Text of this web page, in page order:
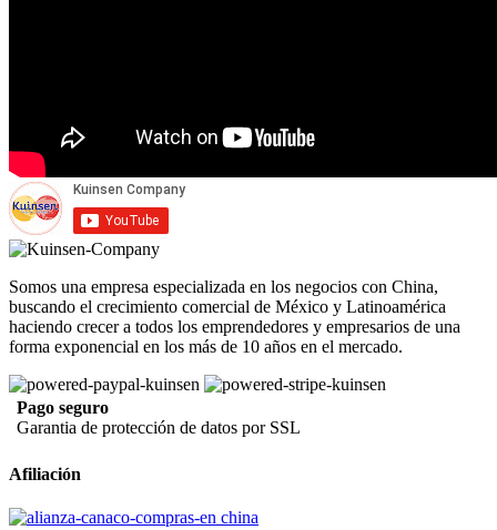
Somos una empresa especializada en los negocios con China,
buscando el crecimiento comercial de México y Latinoamérica
haciendo crecer a todos los emprendedores y empresarios de una
forma exponencial en los más de 10 años en el mercado.
Pago seguro
Garantia de protección de datos por SSL
Afiliación